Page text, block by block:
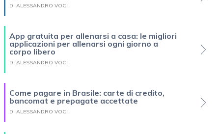
DI ALESSANDRO VOCI
App gratuita per allenarsi a casa: le migliori
applicazioni per allenarsi ogni giorno a
corpo libero
DI ALESSANDRO VOCI
Come pagare in Brasile: carte di credito,
bancomat e prepagate accettate
DI ALESSANDRO VOCI